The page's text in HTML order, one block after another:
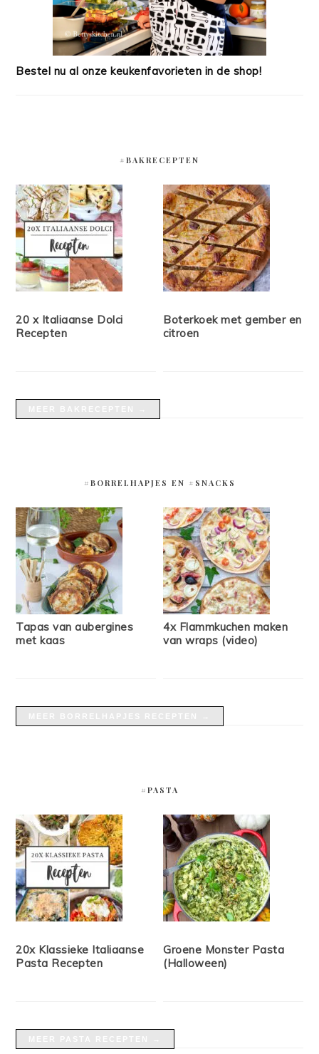
Bestel nu al onze keukenfavorieten in de shop!
#BAKRECEPTEN
20 x Italiaanse Dolci
Recepten
Boterkoek met gember en
citroen
#BORRELHAPJES EN #SNACKS
Tapas van aubergines
met kaas
4x Flammkuchen maken
van wraps (video)
#PASTA
20x Klassieke Italiaanse
Pasta Recepten
Groene Monster Pasta
(Halloween)